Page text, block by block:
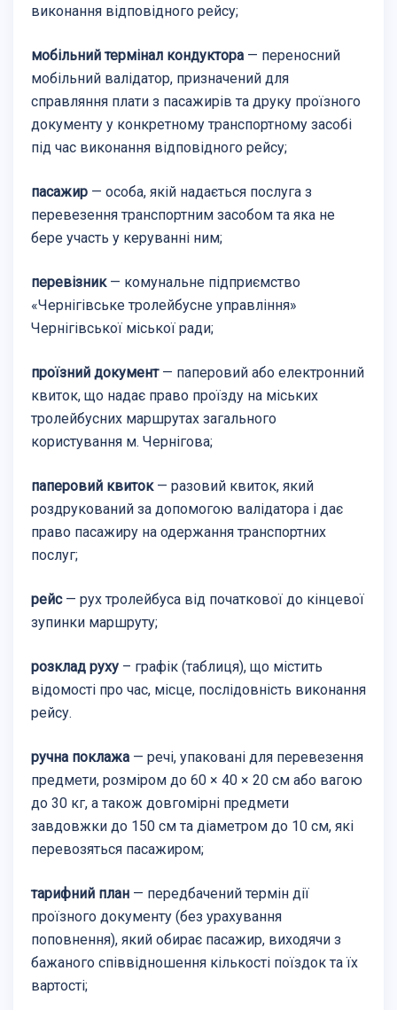
виконання відповідного рейсу;
мобільний термінал кондуктора — переносний
мобільний валідатор, призначений для
справляння плати з пасажирів та друку проїзного
документу у конкретному транспортному засобі
під час виконання відповідного рейсу;
пасажир — особа, якій надається послуга з
перевезення транспортним засобом та яка не
бере участь у керуванні ним;
перевізник— комунальне підприємство
«Чернігівське тролейбусне управління»
Чернігівської міської ради;
проїзний документ— паперовий або електронний
квиток, що надає право проїзду на міських
тролейбусних маршрутах загального
користування м. Чернігова;
паперовий квиток— разовий квиток, який
роздрукований за допомогою валідатора і дає
право пасажиру на одержання транспортних
послуг;
рейс— рух тролейбуса від початкової до кінцевої
зупинки маршруту;
розклад руху – графік (таблиця), що містить
відомості про час, місце, послідовність виконання
рейсу.
ручна поклажа — речі, упаковані для перевезення
предмети, розміром до 60 × 40 × 20 см або вагою
до 30 кг, а також довгомірні предмети
завдовжки до 150 см та діаметром до 10 см, які
перевозяться пасажиром;
тарифний план — передбачений термін дії
проїзного документу (без урахування
поповнення), який обирає пасажир, виходячи з
бажаного співвідношення кількості поїздок та їх
вартості;